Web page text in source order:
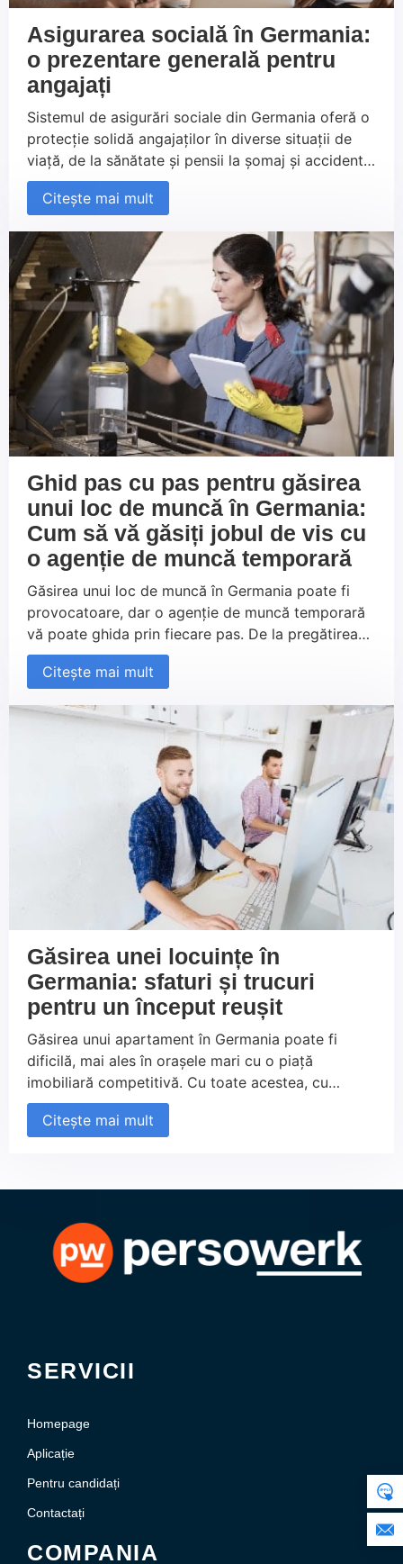
Asigurarea socială în Germania:
o prezentare generală pentru
angajați
Sistemul de asigurări sociale din Germania oferă o
protecție solidă angajaților în diverse situații de
viață, de la sănătate și pensii la șomaj și accidente
de muncă. Este esențial să înțelegeți cum
funcționează aceste asigurări și ce beneficii vă pot
lucrați aici de ceva timp, acest ghid vă oferă
informațiile necesare pentru a naviga eficient prin
sistemul german de securitate socială.
Citește mai mult
Ghid pas cu pas pentru găsirea
unui loc de muncă în Germania:
Cum să vă găsiți jobul de vis cu
o agenție de muncă temporară
Găsirea unui loc de muncă în Germania poate fi
provocatoare, dar o agenție de muncă temporară
vă poate ghida prin fiecare pas. De la pregătirea
candidaturii și selectarea ofertei potrivite, până la
organizarea cazării și începutul activității, sprijinul
Cu ajutorul Persowerk, veți începe cu succes o
nouă etapă profesională în Germania.
Citește mai mult
Găsirea unei locuințe în
Germania: sfaturi și trucuri
pentru un început reușit
Găsirea unui apartament în Germania poate fi
dificilă, mai ales în orașele mari cu o piață
imobiliară competitivă. Cu toate acestea, cu
pregătirea corespunzătoare și urmând câțiva pași
esențiali, vă puteți crește șansele de a găsi
toate documentele necesare pentru a reacționa
sprijini în acest proces, asigurându-vă un început
reușit în noua dumneavoastră viață din Germania.
Citește mai mult
SERVICII
Homepage
Aplicație
Pentru candidați
Contactați
COMPANIA